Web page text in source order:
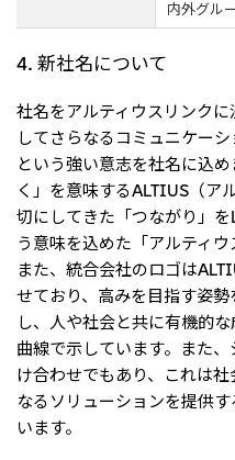
内外グル
4. 新社名について
社名をアルティウスリンク
してさらなるコミュニケー
という強い意志を社名に込
く」を意味するALTIUS（ア
切にしてきた「つながり」
う意味を込めた「アルティ
また、統合会社のロゴは
せており、高みを目指す姿
し、人や社会と共に有機的
曲線で示しています。また
け合わせでもあり、これは
なるソリューションを提供
います。